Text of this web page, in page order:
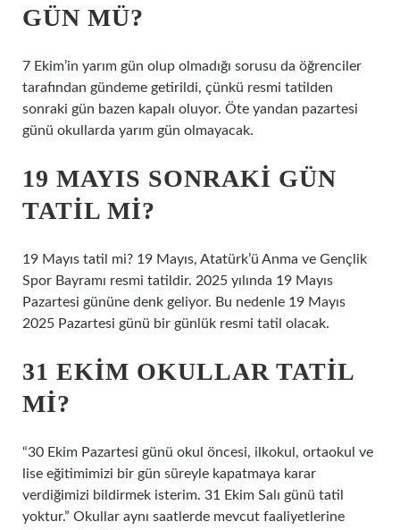
GÜN MÜ?
7 Ekim’in yarım gün olup olmadığı sorusu da öğrenciler
tarafından gündeme getirildi, çünkü resmi tatilden
sonraki gün bazen kapalı oluyor. Öte yandan pazartesi
günü okullarda yarım gün olmayacak.
19 MAYIS SONRAKI GÜN
TATIL MI?
19 Mayıs tatil mi? 19 Mayıs, Atatürk’ü Anma ve Gençlik
Spor Bayramı resmi tatildir. 2025 yılında 19 Mayıs
Pazartesi gününe denk geliyor. Bu nedenle 19 Mayıs
2025 Pazartesi günü bir günlük resmi tatil olacak.
31 EKIM OKULLAR TATIL
MI?
“30 Ekim Pazartesi günü okul öncesi, ilkokul, ortaokul ve
lise eğitimimizi bir gün süreyle kapatmaya karar
verdiğimizi bildirmek isterim. 31 Ekim Salı günü tatil
yoktur.” Okullar aynı saatlerde mevcut faaliyetlerine